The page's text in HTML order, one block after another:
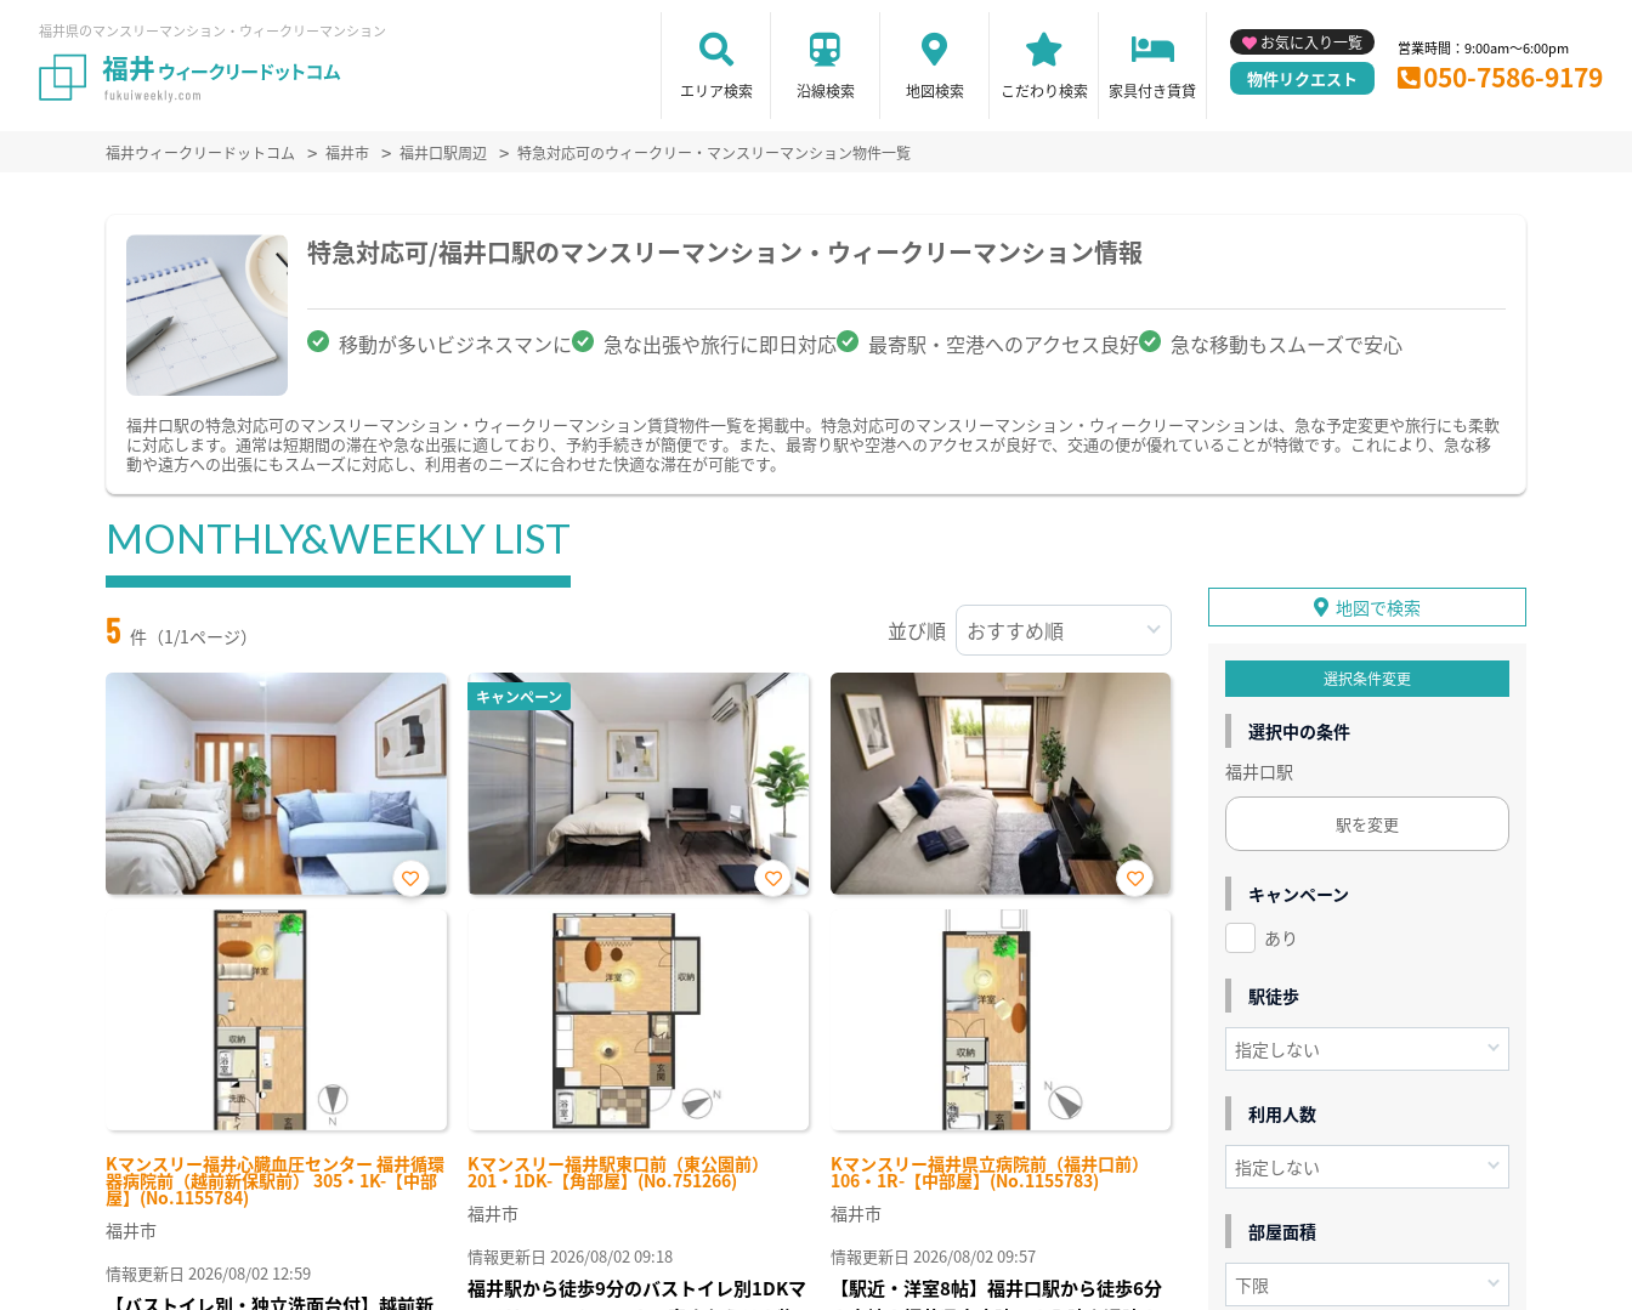
福井県のマンスリーマンション・ウィークリーマンション
エリア検索 沿線検索 地図検索 こだわり検索 家具付き賃貸
お気に入り一覧
物件リクエスト
営業時間：9:00am～6:00pm
050-7586-9179
福井ウィークリードットコム 福井市 福井口駅周辺 特急対応可のウィークリー・マンスリーマンション物件一覧
特急対応可/福井口駅のマンスリーマンション・ウィークリーマンション情報
移動が多いビジネスマンに 急な出張や旅行に即日対応 最寄駅・空港へのアクセス良好 急な移動もスムーズで安心
福井口駅の特急対応可のマンスリーマンション・ウィークリーマンション賃貸物件一覧を掲載中。特急対応可のマンスリーマンション・ウィークリーマンションは、急な予定変更や旅行にも柔軟
に対応します。通常は短期間の滞在や急な出張に適しており、予約手続きが簡便です。また、最寄り駅や空港へのアクセスが良好で、交通の便が優れていることが特徴です。これにより、急な移
動や遠方への出張にもスムーズに対応し、利用者のニーズに合わせた快適な滞在が可能です。
MONTHLY&WEEKLY LIST
5 件（1/1ページ） 並び順
Kマンスリー福井心臓血圧センター 福井循環
器病院前（越前新保駅前） 305・1K-【中部
屋】(No.1155784)
お気
福井市
情報更新日 2026/08/02 12:59
【バストイレ別・独立洗面台付】越前新
キャンペーン
Kマンスリー福井駅東口前（東公園前）
201・1DK-【角部屋】(No.751266)
お気
福井市
情報更新日 2026/08/02 09:18
福井駅から徒歩9分のバストイレ別1DKマ
Kマンスリー福井県立病院前（福井口前）
106・1R-【中部屋】(No.1155783)
お気
福井市
情報更新日 2026/08/02 09:57
【駅近・洋室8帖】福井口駅から徒歩6分
地図で検索
選択条件変更
選択中の条件
福井口駅
駅を変更
キャンペーン
あり
駅徒歩
利用人数
部屋面積